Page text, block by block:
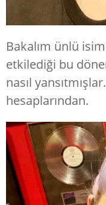
Bakalım ünlü
etkilediği bu
nasıl
hesaplarından.